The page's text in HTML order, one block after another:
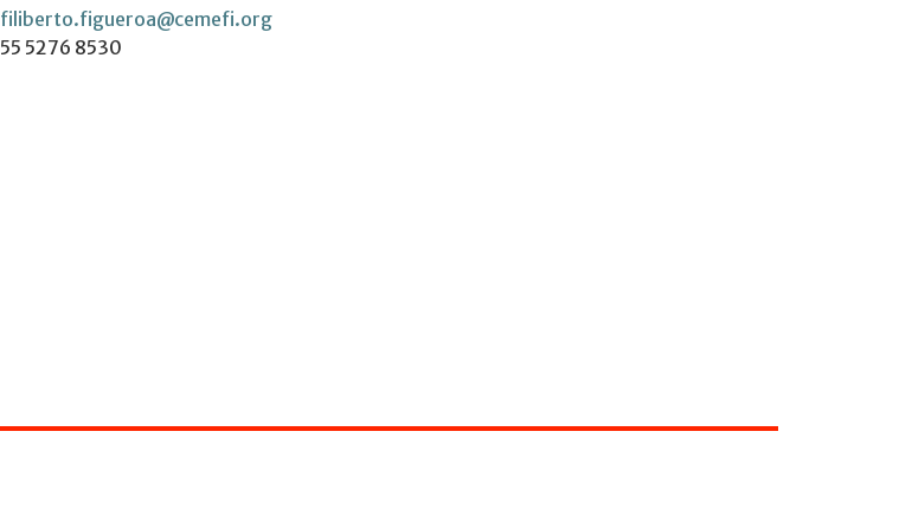
filiberto.figueroa@cemefi.org
55 5276 8530